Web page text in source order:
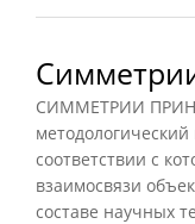
СИММЕТРИИ
соответствии с
взаимосвязи
составе научных